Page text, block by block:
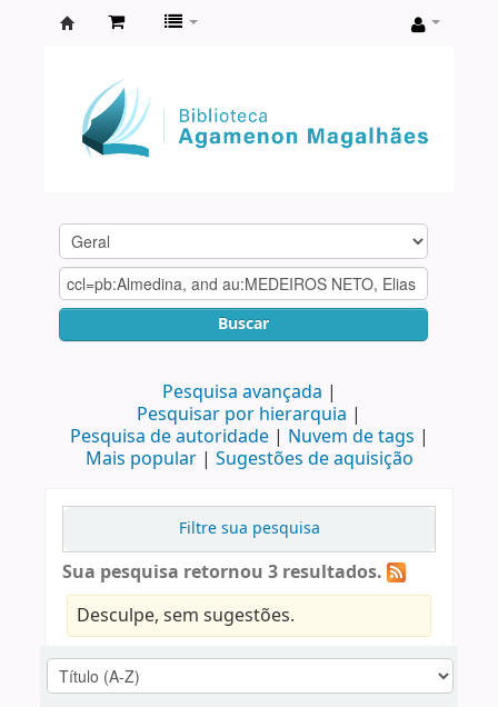
Agamenon
Magalhães
Buscar
Pesquisa avançada
Pesquisar por hierarquia
Pesquisa de autoridade
Nuvem de tags
Mais popular
Sugestões de aquisição
Filtre sua pesquisa
Sua pesquisa retornou 3 resultados.
Desculpe, sem sugestões.